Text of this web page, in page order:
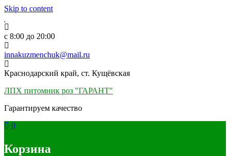
Skip to content
c 8:00 до 20:00
innakuzmenchuk@mail.ru
Краснодарский край, ст. Кущёвская
ЛПХ питомник роз "ГАРАНТ"
Гарантируем качество
0
Корзина